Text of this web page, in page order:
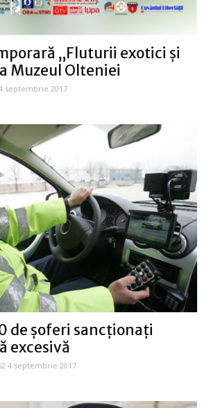
„Fluturii exotici şi
Muzeul Olteniei
septembrie 2017
de şoferi sancţionaţi
excesivă
4 septembrie 2017